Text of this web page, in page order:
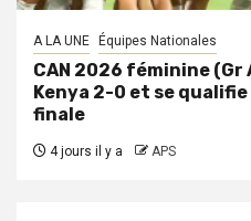
A LA UNE Équipes Nationales
CAN 2026 féminine (Gr
Kenya 2-0 et se
finale
4 jours il y a APS